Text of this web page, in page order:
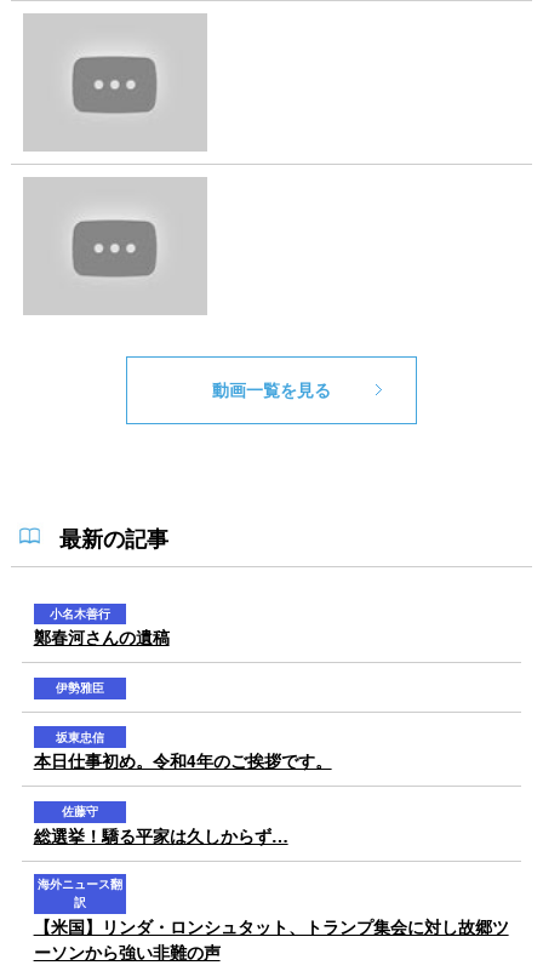
動画一覧を見る
最新の記事